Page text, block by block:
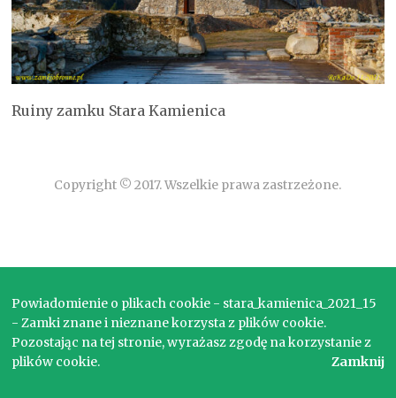
Ruiny zamku Stara Kamienica
Copyright © 2017. Wszelkie prawa zastrzeżone.
Powiadomienie o plikach cookie - stara_kamienica_2021_15
- Zamki znane i nieznane korzysta z plików cookie.
Pozostając na tej stronie, wyrażasz zgodę na korzystanie z
plików cookie.
Zamknij